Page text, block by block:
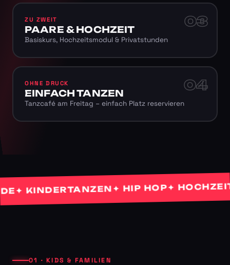
03
ZU ZWEIT
PAARE & HOCHZEIT
Basiskurs, Hochzeitsmodul & Privatstunden
04
OHNE DRUCK
EINFACH TANZEN
Tanzcafé am Freitag – einfach Platz reservieren
✦ HIP HOP ✦
01 · KIDS & FAMILIEN